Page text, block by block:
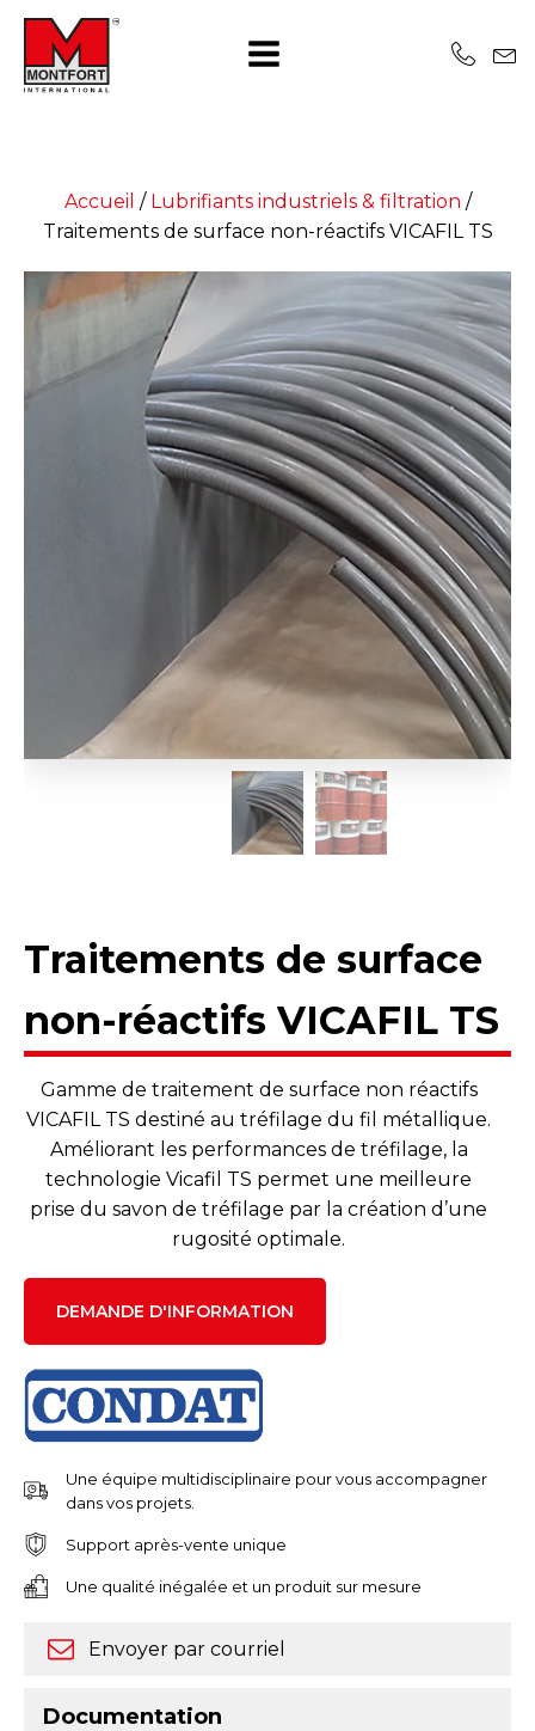
Accueil / Lubrifiants industriels & filtration /
Traitements de surface non-réactifs VICAFIL TS
Traitements de surface
non-réactifs VICAFIL TS
Gamme de traitement de surface non réactifs
VICAFIL TS destiné au tréfilage du fil métallique.
Améliorant les performances de tréfilage, la
technologie Vicafil TS permet une meilleure
prise du savon de tréfilage par la création d’une
rugosité optimale.
DEMANDE D'INFORMATION
Une équipe multidisciplinaire pour vous accompagner
dans vos projets.
Support après-vente unique
Une qualité inégalée et un produit sur mesure
Envoyer par courriel
Documentation